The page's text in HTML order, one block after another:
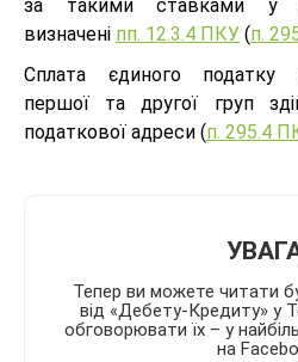
за такими ставками у
визначені пп. 12.3.4 ПКУ (п.
Сплата єдиного податку
першої та другої груп
податкової адреси (п. 295.4
Тепер ви можете читати
від «Дебету-Кредиту» у
обговорювати їх – у
на